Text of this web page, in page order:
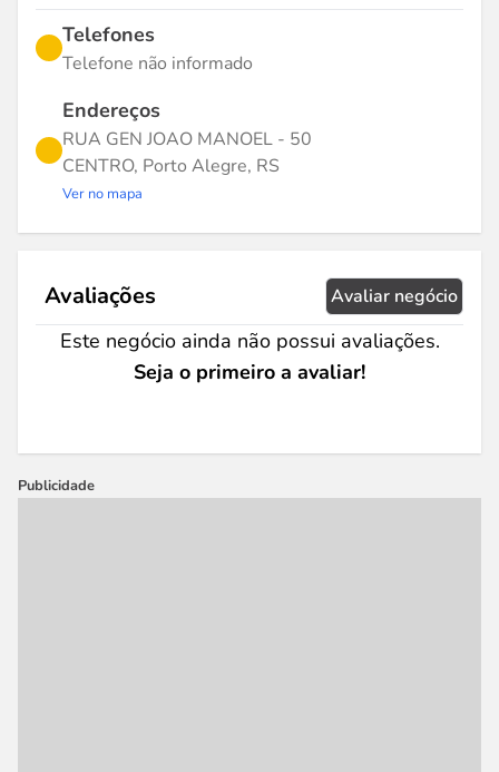
Telefones
Telefone não informado
Endereços
RUA GEN JOAO MANOEL - 50
CENTRO, Porto Alegre, RS
Ver no mapa
Avaliações Avaliar negócio
Este negócio ainda não possui avaliações.
Seja o primeiro a avaliar!
Publicidade